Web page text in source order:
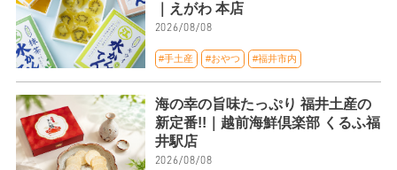
｜えがわ 本店
2026/08/08
#手土産 #おやつ #福井市内
海の幸の旨味たっぷり 福井土産の
新定番!!｜越前海鮮倶楽部 くるふ福
井駅店
2026/08/08